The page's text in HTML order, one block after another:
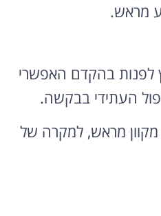
מראש.
לפנות בהקדם האפשרי
העתידי בבקשה.
מקוון מראש, למקרה של